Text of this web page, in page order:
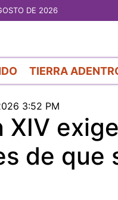
DE 2026
TIERRA
3:52 PM
XIV
de que